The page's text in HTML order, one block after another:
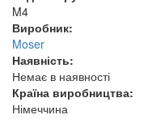
M4
Виробник:
Moser
Наявність:
Немає в наявності
Країна виробництва:
Німеччина